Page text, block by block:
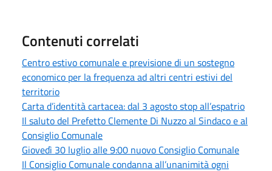
Contenuti correlati
Centro estivo comunale e previsione di un sostegno
economico per la frequenza ad altri centri estivi del
territorio
Carta d’identità cartacea: dal 3 agosto stop all’espatrio
Il saluto del Prefetto Clemente Di Nuzzo al Sindaco e al
Consiglio Comunale
Giovedì 30 luglio alle 9:00 nuovo Consiglio Comunale
Il Consiglio Comunale condanna all’unanimità ogni